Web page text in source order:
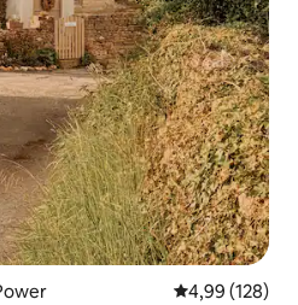
4,99 de uma
4,99 (128)